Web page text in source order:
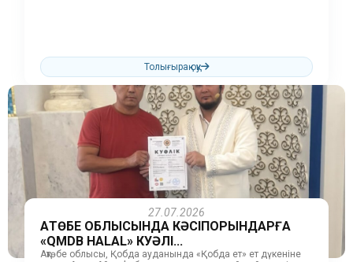
Толығырақ оқу
27.07.2026
АҚТӨБЕ ОБЛЫСЫНДА КӘСІПОРЫНДАРҒА
«QMDB HALAL» КУӘЛІ...
Ақтөбе облысы, Қобда ауданында «Қобда ет» ет дүкеніне